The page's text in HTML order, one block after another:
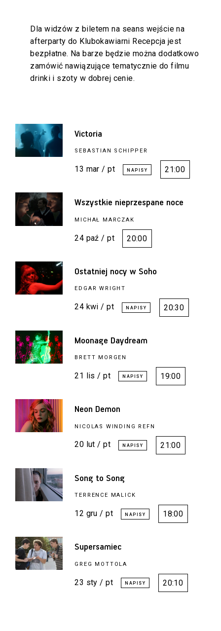
Dla widzów z biletem na seans wejście na
afterparty do Klubokawiarni Recepcja jest
bezpłatne. Na barze będzie można dodatkowo
zamówić nawiązujące tematycznie do filmu
drinki i szoty w dobrej cenie.
Victoria
SEBASTIAN SCHIPPER
13 mar / pt 21:00
Wszystkie nieprzespane noce
MICHAŁ MARCZAK
24 paź / pt 20:00
Ostatniej nocy w Soho
EDGAR WRIGHT
24 kwi / pt 20:30
Moonage Daydream
BRETT MORGEN
21 lis / pt 19:00
Neon Demon
NICOLAS WINDING REFN
20 lut / pt 21:00
Song to Song
TERRENCE MALICK
12 gru / pt 18:00
Supersamiec
GREG MOTTOLA
23 sty / pt 20:10